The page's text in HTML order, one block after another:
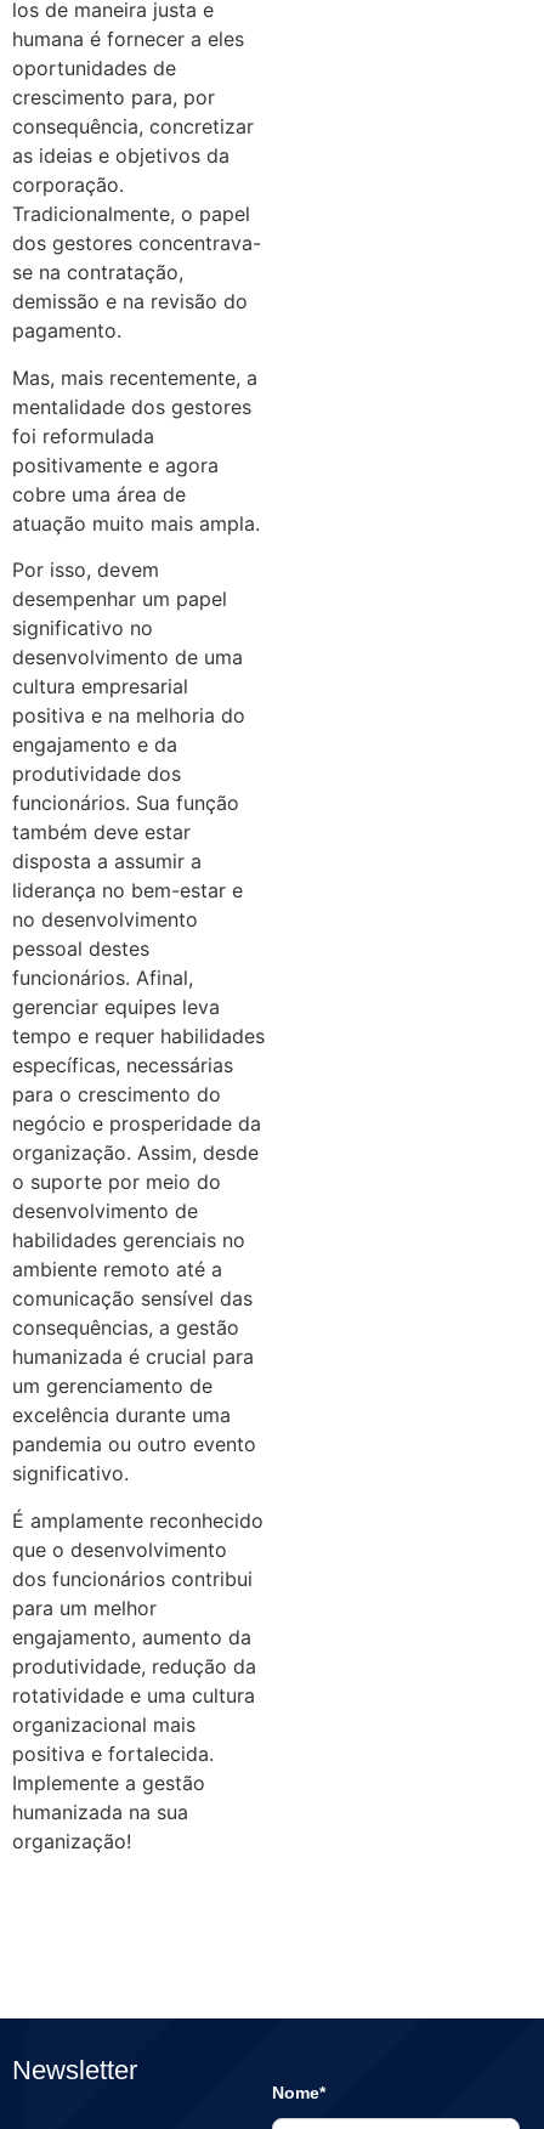
los de maneira justa e
humana é fornecer a eles
oportunidades de
crescimento para, por
consequência, concretizar
as ideias e objetivos da
corporação.
Tradicionalmente, o papel
dos gestores concentrava-
se na contratação,
demissão e na revisão do
pagamento.
Mas, mais recentemente, a
mentalidade dos gestores
foi reformulada
positivamente e agora
cobre uma área de
atuação muito mais ampla.
Por isso, devem
desempenhar um papel
significativo no
desenvolvimento de uma
cultura empresarial
positiva e na melhoria do
engajamento e da
produtividade dos
funcionários. Sua função
também deve estar
disposta a assumir a
liderança no bem-estar e
no desenvolvimento
pessoal destes
funcionários. Afinal,
gerenciar equipes leva
tempo e requer habilidades
específicas, necessárias
para o crescimento do
negócio e prosperidade da
organização. Assim, desde
o suporte por meio do
desenvolvimento de
habilidades gerenciais no
ambiente remoto até a
comunicação sensível das
consequências, a gestão
humanizada é crucial para
um gerenciamento de
excelência durante uma
pandemia ou outro evento
significativo.
É amplamente reconhecido
que o desenvolvimento
dos funcionários contribui
para um melhor
engajamento, aumento da
produtividade, redução da
rotatividade e uma cultura
organizacional mais
positiva e fortalecida.
Implemente a gestão
humanizada na sua
organização!
Newsletter
Nome*